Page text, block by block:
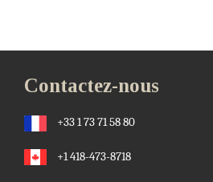
Contactez-nous
+33 1 73 71 58 80
+1 418-473-8718